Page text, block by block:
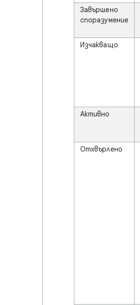
Завършено
споразумение
Изчакващо
Активно
Отхвърлено